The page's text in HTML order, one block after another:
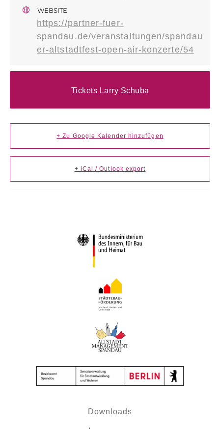
WEBSITE
https://partner-fuer-
spandau.de/veranstaltungen/spandau
er-altstadtfest-open-air-konzerte/54
Tickets Larry Schuba
+ Zu Google Kalender hinzufügen
+ iCal / Outlook export
Downloads